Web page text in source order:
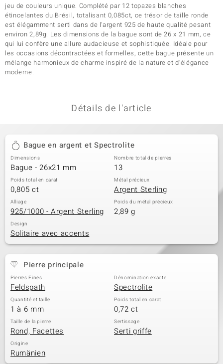
jeu de couleurs unique. Complété par 12 topazes blanches
étincelantes du Brésil, totalisant 0,085ct, ce trésor de taille ronde
est élégamment serti dans de l'argent 925 de haute qualité pesant
environ 2,89g. Les dimensions de la bague sont de 26 x 21 mm, ce
qui lui confère une allure audacieuse et sophistiquée. Idéale pour
les occasions décontractées et formelles, cette bague présente un
mélange harmonieux de charme inspiré de la nature et d'élégance
moderne.
Détails de l'article
Bague en argent et Spectrolite
Dimensions
Bague - 26x21 mm
Nombre total de pierres
13
Poids total en carat
0,805 ct
Métal précieux
Argent Sterling
Alliage
925/1000 - Argent Sterling
Poids du métal précieux
2,89 g
Design
Solitaire avec accents
Pierre principale
Pierres Fines
Feldspath
Dénomination exacte
Spectrolite
Quantité et taille
1 à 6 mm
Poids total en carat
0,72 ct
Taille de la pierre
Rond, Facettes
Sertissage
Serti griffe
Origine
Rumänien